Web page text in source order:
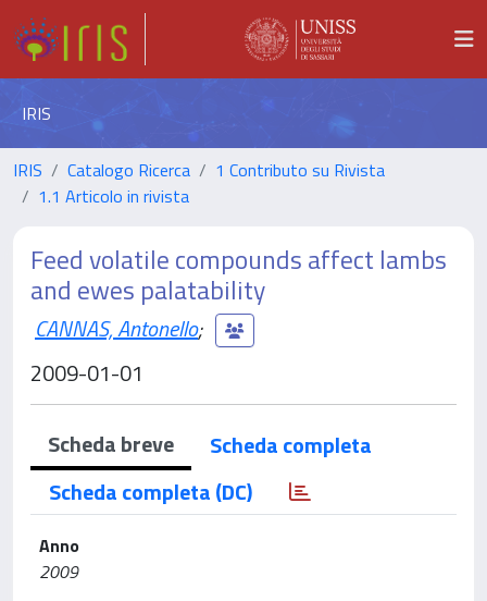
IRIS
IRIS Catalogo Ricerca
1 Contributo su Rivista
1.1 Articolo in rivista
Feed volatile compounds affect lambs
and ewes palatability
CANNAS, Antonello;
2009-01-01
Scheda breve
Scheda completa
Scheda completa (DC)
Anno
2009